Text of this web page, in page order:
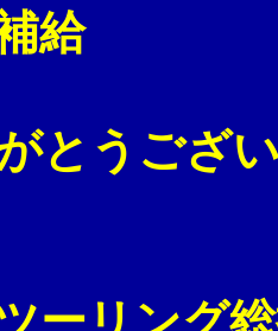
補
ございま